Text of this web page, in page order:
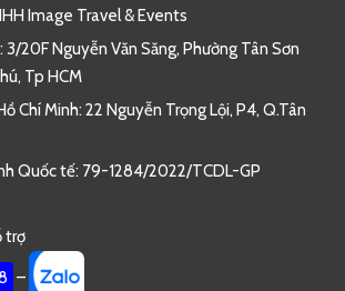
Image Travel & Events
3/20F Nguyễn Văn Săng, Phường Tân Sơn
Tp HCM
Chí Minh: 22 Nguyễn Trọng Lội, P4, Q.Tân
Quốc tế: 79-1284/2022/TCDL-GP
trợ
–